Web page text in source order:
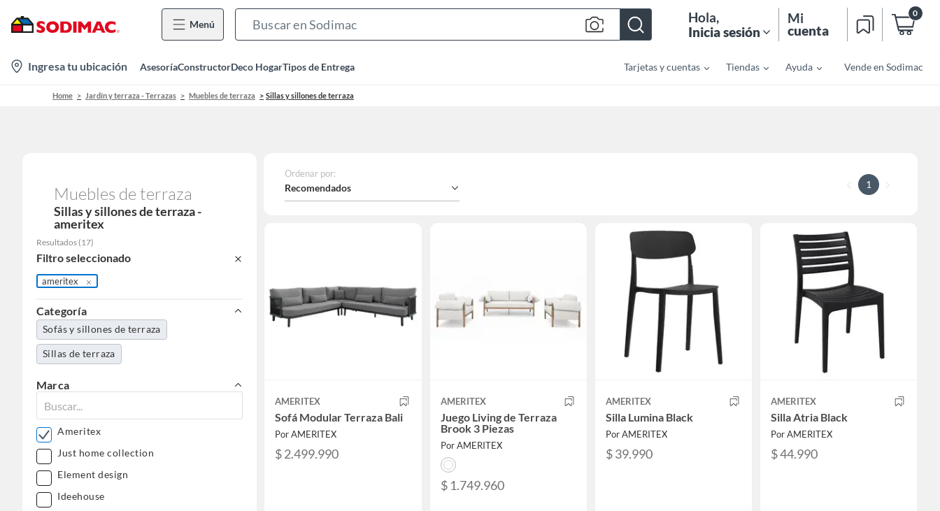
Menú
Bar
Hola,
Inicia sesión
Mi
cuenta
0
location-
icon
Ingresa tu ubicación AsesoríaConstructorDeco HogarTipos de Entrega Tarjetas y cuentas Tiendas Ayuda Vende en Sodimac
Home Jardín y terraza - Terrazas Muebles de terraza Sillas y sillones de terraza
Muebles de terraza
Sillas y sillones de terraza -
ameritex
Resultados (17)
Filtro seleccionado
ameritex
Categoría
Sofás y sillones de terraza
Sillas de terraza
Marca
Ameritex
Just home collection
Element design
Ideehouse
Ordenar por:
Recomendados 1
AMERITEX
Sofá Modular Terraza Bali
Por AMERITEX
$ 2.499.990
AMERITEX
Juego Living de Terraza
Brook 3 Piezas
Por AMERITEX
$ 1.749.960
AMERITEX
Silla Lumina Black
Por AMERITEX
$ 39.990
AMERITEX
Silla Atria Black
Por AMERITEX
$ 44.990